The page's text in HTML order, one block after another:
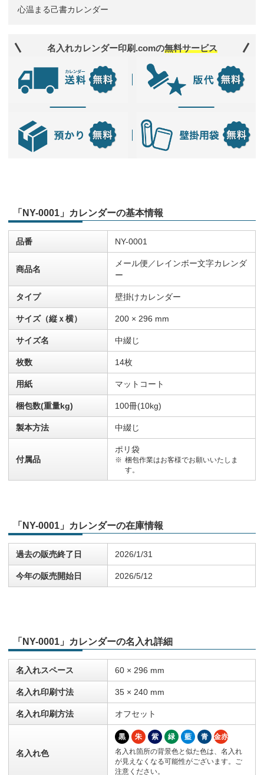
心温まる己書カレンダー
名入れカレンダー印刷.comの無料サービス
「NY-0001」カレンダーの基本情報
品番 NY-0001
商品名
メール便／レインボー文字カレンダ
ー
タイプ 壁掛けカレンダー
サイズ（縦ｘ横） 200 × 296 mm
サイズ名 中綴じ
枚数 14枚
用紙 マットコート
梱包数(重量kg) 100冊(10kg)
製本方法 中綴じ
付属品
ポリ袋
梱包作業はお客様でお願いいたしま
す。
「NY-0001」カレンダーの在庫情報
過去の販売終了日 2026/1/31
今年の販売開始日 2026/5/12
「NY-0001」カレンダーの名入れ詳細
名入れスペース 60 × 296 mm
名入れ印刷寸法 35 × 240 mm
名入れ印刷方法 オフセット
名入れ色
黒 朱 紫 緑 藍 青
金赤
名入れ箇所の背景色と似た色は、名入れ
が見えなくなる可能性がございます。ご
注意ください。